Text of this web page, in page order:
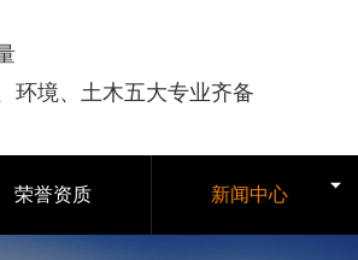
环境、土木五大专业齐备
荣誉资质 新闻中心